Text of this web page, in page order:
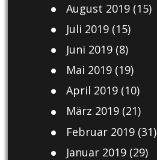
August 2019(15)
Juli 2019(15)
Juni 2019(8)
Mai 2019(19)
April 2019(10)
März 2019(21)
Februar 2019(31)
Januar 2019(29)